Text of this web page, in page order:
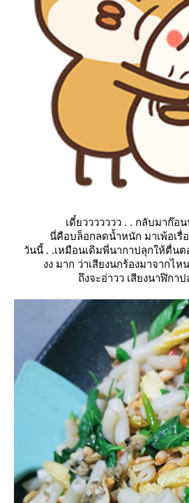
เดี๋ยววววววว . . กลับมาก๊อ
นี่คือบล็อกลดน้ำหนัก มาเพ้อเรื่อ
วันนี้ . .เหมือนเดิมพี่นากาปลุกให้ตื่น
งง มาก ว่าเสียงนกร้องมาจากไห
ถึงจะอ่าวว เสียงนาฬิกาป